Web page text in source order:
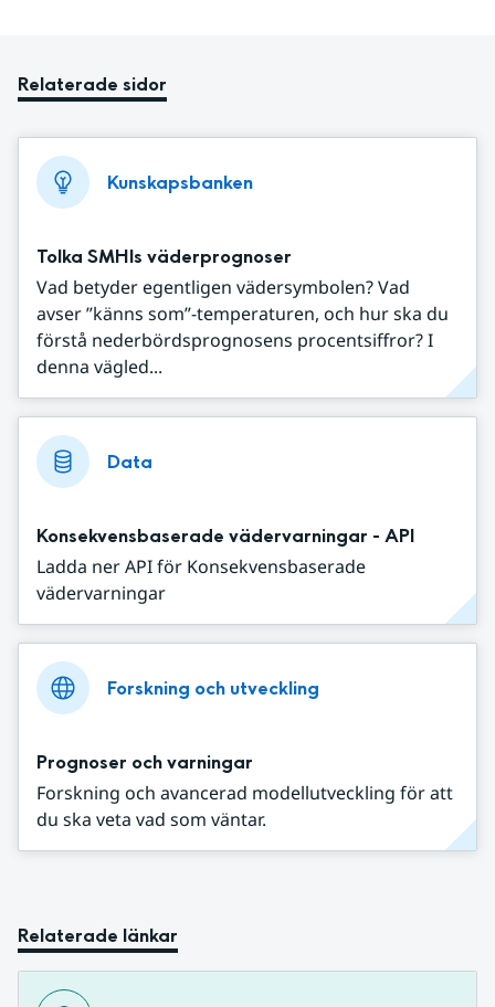
Relaterade sidor
Kunskapsbanken
Tolka SMHIs väderprognoser
Vad betyder egentligen vädersymbolen? Vad
avser ”känns som”-temperaturen, och hur ska du
förstå nederbördsprognosens procentsiffror? I
denna vägled...
Data
Konsekvensbaserade vädervarningar - API
Ladda ner API för Konsekvensbaserade
vädervarningar
Forskning och utveckling
Prognoser och varningar
Forskning och avancerad modellutveckling för att
du ska veta vad som väntar.
Relaterade länkar